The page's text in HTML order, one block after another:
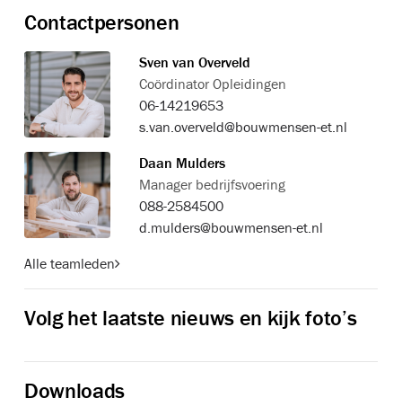
Contactpersonen
Sven van Overveld
Coördinator Opleidingen
06-14219653
s.van.overveld@bouwmensen-et.nl
Daan Mulders
Manager bedrijfsvoering
088-2584500
d.mulders@bouwmensen-et.nl
Alle teamleden
Volg het laatste nieuws en kijk foto’s
Downloads